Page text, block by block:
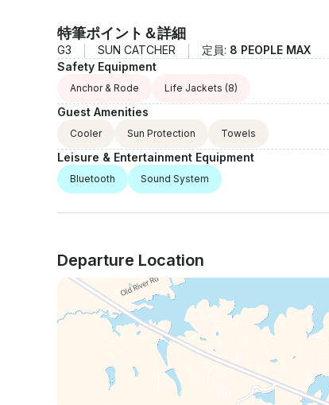
特筆ポイント＆詳細
G3 SUN CATCHER 定員: 8 PEOPLE MAX
Safety Equipment
Anchor & Rode Life Jackets (8)
Guest Amenities
Cooler Sun Protection Towels
Leisure & Entertainment Equipment
Bluetooth Sound System
Departure Location